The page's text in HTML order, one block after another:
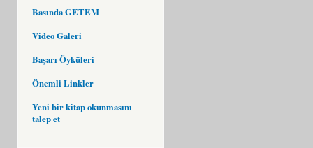
Basında GETEM
Video Galeri
Başarı Öyküleri
Önemli Linkler
Yeni bir kitap okunmasını
talep et